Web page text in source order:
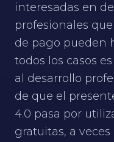
interesadas en
profesionales
de pago pueden
todos los casos
al desarrollo
de que el
4.0 pasa por
gratuitas, a